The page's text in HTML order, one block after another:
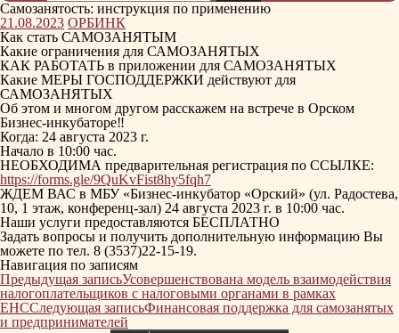
Самозанятость: инструкция по применению
21.08.2023 ОРБИНК
Как стать САМОЗАНЯТЫМ
Какие ограничения для САМОЗАНЯТЫХ
КАК РАБОТАТЬ в приложении для САМОЗАНЯТЫХ
Какие МЕРЫ ГОСПОДДЕРЖКИ действуют для
САМОЗАНЯТЫХ
Об этом и многом другом расскажем на встрече в Орском
Бизнес-инкубаторе‼
Когда: 24 августа 2023 г.
Начало в 10:00 час.
НЕОБХОДИМА предварительная регистрация по ССЫЛКЕ:
https://forms.gle/9QuKvFist8hy5fqh7
ЖДЕМ ВАС в МБУ «Бизнес-инкубатор «Орский» (ул. Радостева,
10, 1 этаж, конференц-зал) 24 августа 2023 г. в 10:00 час.
Наши услуги предоставляются БЕСПЛАТНО
Задать вопросы и получить дополнительную информацию Вы
можете по тел. 8 (3537)22-15-19.
Навигация по записям
Предыдущая записьУсовершенствована модель взаимодействия
налогоплательщиков с налоговыми органами в рамках
ЕНССледующая записьФинансовая поддержка для самозанятых
и предпринимателей